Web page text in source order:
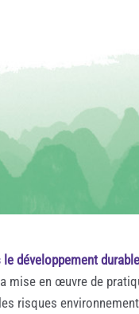
le développement durable
en œuvre de
risques